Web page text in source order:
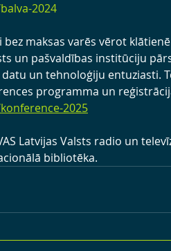
2024
bez maksas varēs vērot
un pašvaldības institūciju
un tehnoloģiju entuziasti.
programma un
2025
Latvijas Valsts radio un
bibliotēka.